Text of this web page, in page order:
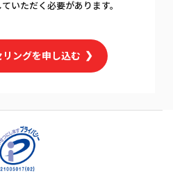
いただく必要があります。
ングを申し込む